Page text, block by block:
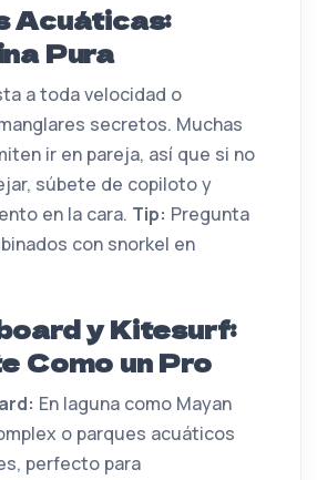
Acuáticas:
Pura
a toda velocidad o
secretos. Muchas
ir en pareja, así que si no
súbete de copiloto y
en la cara. Tip: Pregunta
con snorkel en
y Kitesurf:
Como un Pro
En laguna como Mayan
o parques acuáticos
perfecto para